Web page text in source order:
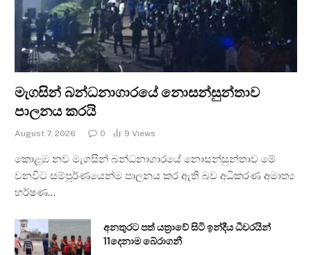
මැගසින් බන්ධනාගාරයේ නොසන්සුන්තාව
පාලනය කරයි
August 7, 2026 0 9 Views
කොළඹ නව මැගසින් බන්ධනාගාරයේ නොසන්සුන්තාව මේ
වනවිට සම්පූර්ණයෙන්ම පාලනය කර ඇති බව අධිකරණ අමාත්‍ය
හර්ෂණ…
අනතුරට පත් යත්‍රාවේ සිටි ඉන්දීය ධීවරයින්
11දෙනාම බේරාගනී